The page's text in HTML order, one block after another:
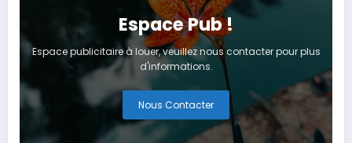
Espace Pub !
Espace publicitaire à louer, veuillez nous contacter pour plus
d'informations.
Nous Contacter